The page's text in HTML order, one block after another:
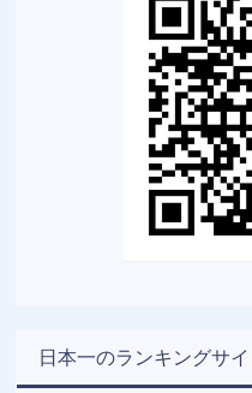
日本一のランキングサ